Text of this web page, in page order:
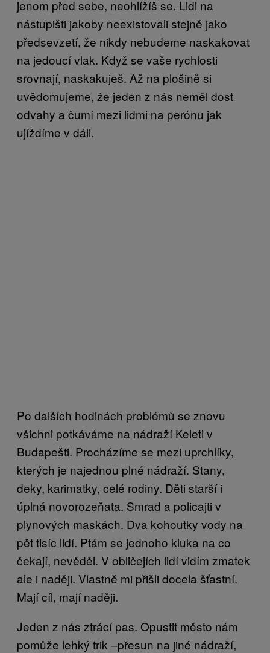
jenom před sebe, neohlížíš se. Lidi na
nástupišti jakoby neexistovali stejně jako
předsevzetí, že nikdy nebudeme naskakovat
na jedoucí vlak. Když se vaše rychlosti
srovnají, naskakuješ. Až na plošině si
uvědomujeme, že jeden z nás neměl dost
odvahy a čumí mezi lidmi na perónu jak
ujíždíme v dáli.
Po dalších hodinách problémů se znovu
všichni potkáváme na nádraží Keleti v
Budapešti. Procházíme se mezi uprchlíky,
kterých je najednou plné nádraží. Stany,
deky, karimatky, celé rodiny. Děti starší i
úplná novorozeňata. Smrad a policajti v
plynových maskách. Dva kohoutky vody na
pět tisíc lidí. Ptám se jednoho kluka na co
čekají, nevěděl. V obličejích lidí vidím zmatek
ale i naději. Vlastně mi přišli docela šťastní.
Mají cíl, mají naději.
Jeden z nás ztrácí pas. Opustit město nám
pomůže lehký trik –přesun na jiné nádraží,